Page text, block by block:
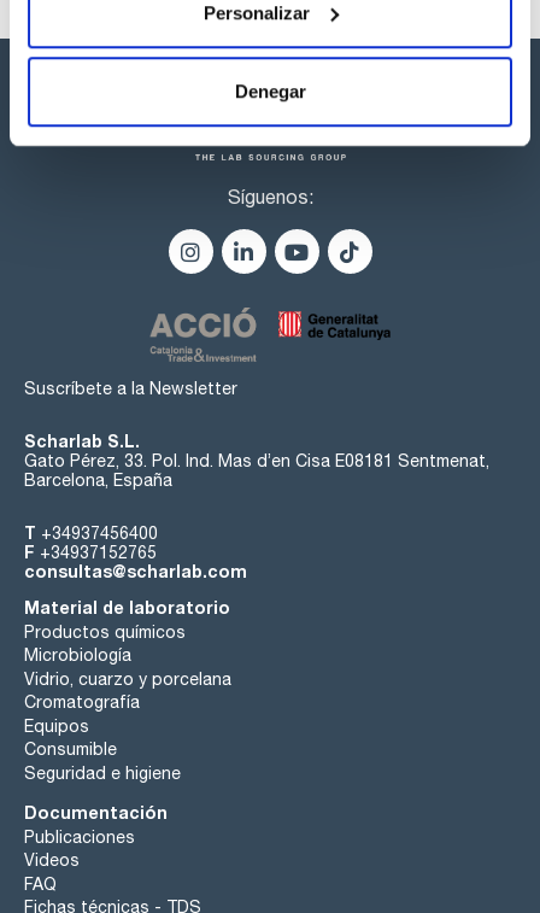
Personalizar
Denegar
Síguenos:
Suscríbete a la Newsletter
Scharlab S.L.
Gato Pérez, 33. Pol. Ind. Mas d’en Cisa E08181 Sentmenat,
Barcelona, España
T +34937456400
F +34937152765
consultas@scharlab.com
Material de laboratorio
Productos químicos
Microbiología
Vidrio, cuarzo y porcelana
Cromatografía
Equipos
Consumible
Seguridad e higiene
Documentación
Publicaciones
Videos
FAQ
Fichas técnicas - TDS